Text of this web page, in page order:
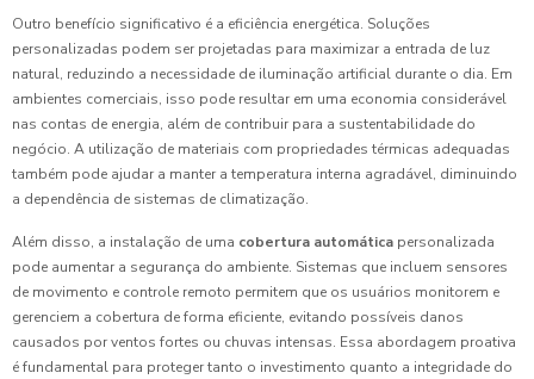
Outro benefício significativo é a eficiência energética. Soluções
personalizadas podem ser projetadas para maximizar a entrada de luz
natural, reduzindo a necessidade de iluminação artificial durante o dia. Em
ambientes comerciais, isso pode resultar em uma economia considerável
nas contas de energia, além de contribuir para a sustentabilidade do
negócio. A utilização de materiais com propriedades térmicas adequadas
também pode ajudar a manter a temperatura interna agradável, diminuindo
a dependência de sistemas de climatização.
Além disso, a instalação de uma cobertura automática personalizada
pode aumentar a segurança do ambiente. Sistemas que incluem sensores
de movimento e controle remoto permitem que os usuários monitorem e
gerenciem a cobertura de forma eficiente, evitando possíveis danos
causados por ventos fortes ou chuvas intensas. Essa abordagem proativa
é fundamental para proteger tanto o investimento quanto a integridade do